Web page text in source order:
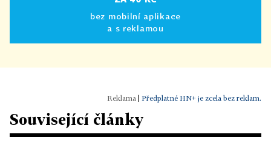
bez mobilní aplikace
a s reklamou
Předplatné HN+ je zcela bez reklam.
Související články